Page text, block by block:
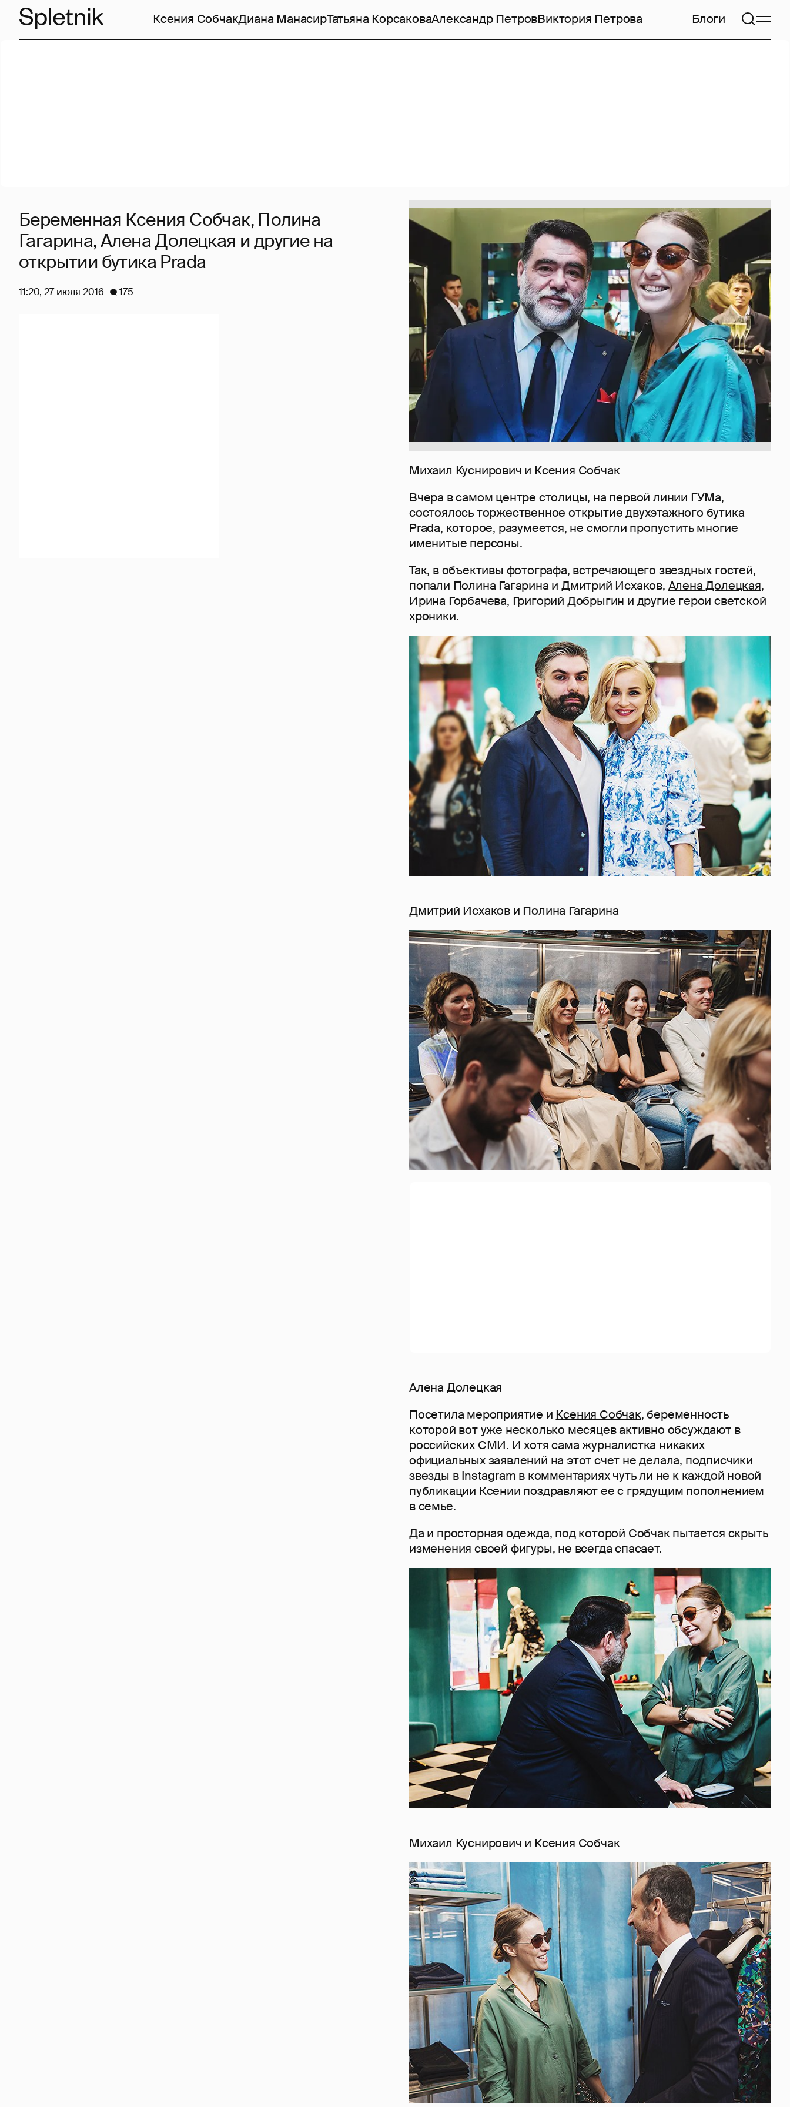
Ксения СобчакДиана МанасирТатьяна КорсаковаАлександр ПетровВиктория Петрова Блоги
Михаил Куснирович и Ксения Собчак
Вчера в самом центре столицы, на первой линии ГУМа,
состоялось торжественное открытие двухэтажного бутика
Prada, которое, разумеется, не смогли пропустить многие
именитые персоны.
Так, в объективы фотографа, встречающего звездных гостей,
попали Полина Гагарина и Дмитрий Исхаков, Алена Долецкая,
Ирина Горбачева, Григорий Добрыгин и другие герои светской
хроники.
Дмитрий Исхаков и Полина Гагарина
Алена Долецкая
Посетила мероприятие и Ксения Собчак, беременность
которой вот уже несколько месяцев активно обсуждают в
российских СМИ. И хотя сама журналистка никаких
официальных заявлений на этот счет не делала, подписчики
звезды в Instagram в комментариях чуть ли не к каждой новой
публикации Ксении поздравляют ее с грядущим пополнением
в семье.
Да и просторная одежда, под которой Собчак пытается скрыть
изменения своей фигуры, не всегда спасает.
Михаил Куснирович и Ксения Собчак
Беременная Ксения Собчак, Полина
Гагарина, Алена Долецкая и другие на
открытии бутика Prada
11:20, 27 июля 2016 175